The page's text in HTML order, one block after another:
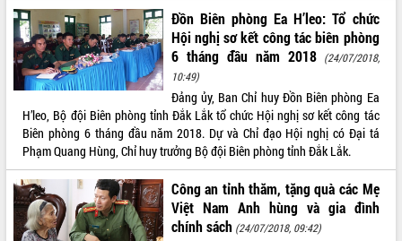
LIÊN KẾT WEB
THỐNG KÊ TRUY CẬP
Đồn Biên phòng Ea H’leo: Tổ chức
Hội nghị sơ kết công tác biên phòng
6 tháng đầu năm 2018 (24/07/2018,
10:49)
Đảng ủy, Ban Chỉ huy Đồn Biên phòng Ea
H’leo, Bộ đội Biên phòng tỉnh Đắk Lắk tổ chức Hội nghị sơ kết công tác
Biên phòng 6 tháng đầu năm 2018. Dự và Chỉ đạo Hội nghị có Đại tá
Phạm Quang Hùng, Chỉ huy trưởng Bộ đội Biên phòng tỉnh Đắk Lắk.
Công an tỉnh thăm, tặng quà các Mẹ
Việt Nam Anh hùng và gia đình
chính sách (24/07/2018, 09:42)